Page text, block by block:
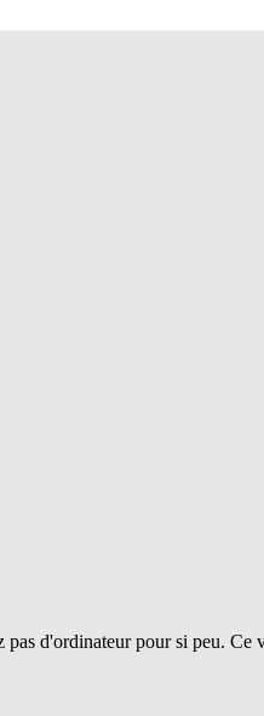
d'ordinateur pour si peu. Ce